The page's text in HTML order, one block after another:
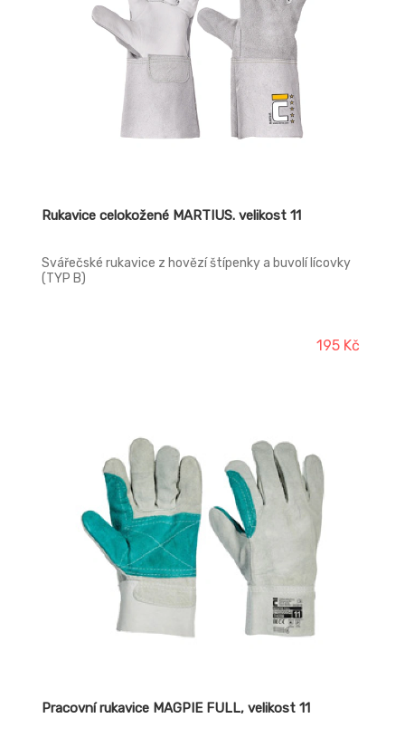
Rukavice celokožené MARTIUS. velikost 11
Svářečské rukavice z hovězí štípenky a buvolí lícovky
(TYP B)
195 Kč
Pracovní rukavice MAGPIE FULL, velikost 11